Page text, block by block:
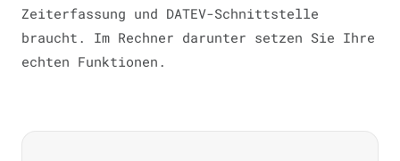
Zeiterfassung und DATEV-Schnittstelle
braucht. Im Rechner darunter setzen Sie Ihre
echten Funktionen.